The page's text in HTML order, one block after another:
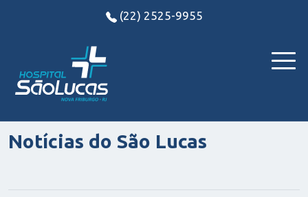
(22) 2525-9955
Notícias do São Lucas